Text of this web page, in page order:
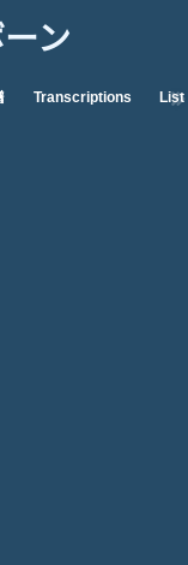
ン
Transcriptions List